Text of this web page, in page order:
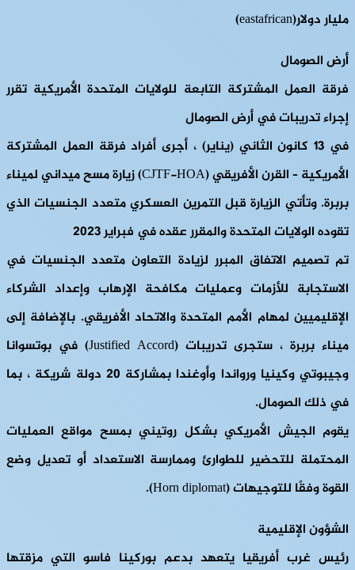
مليار دولار(eastafrican)
أرض الصومال
فرقة العمل المشتركة التابعة للولايات المتحدة الأمريكية تقرر
إجراء تدريبات في أرض الصومال
في 13 كانون الثاني (يناير) ، أجرى أفراد فرقة العمل المشتركة
الأمريكية – القرن الأفريقي (CJTF-HOA) زيارة مسح ميداني لميناء
بربرة. وتأتي الزيارة قبل التمرين العسكري متعدد الجنسيات الذي
تقوده الولايات المتحدة والمقرر عقده في فبراير 2023
تم تصميم الاتفاق المبرر لزيادة التعاون متعدد الجنسيات في
الاستجابة للأزمات وعمليات مكافحة الإرهاب وإعداد الشركاء
الإقليميين لمهام الأمم المتحدة والاتحاد الأفريقي. بالإضافة إلى
ميناء بربرة ، ستجرى تدريبات (Justified Accord) في بوتسوانا
وجيبوتي وكينيا ورواندا وأوغندا بمشاركة 20 دولة شريكة ، بما
في ذلك الصومال.
يقوم الجيش الأمريكي بشكل روتيني بمسح مواقع العمليات
المحتملة للتحضير للطوارئ وممارسة الاستعداد أو تعديل وضع
القوة وفقًا للتوجيهات (Horn diplomat).
الشؤون الإقليمية
رئيس غرب أفريقيا يتعهد بدعم بوركينا فاسو التي مزقتها